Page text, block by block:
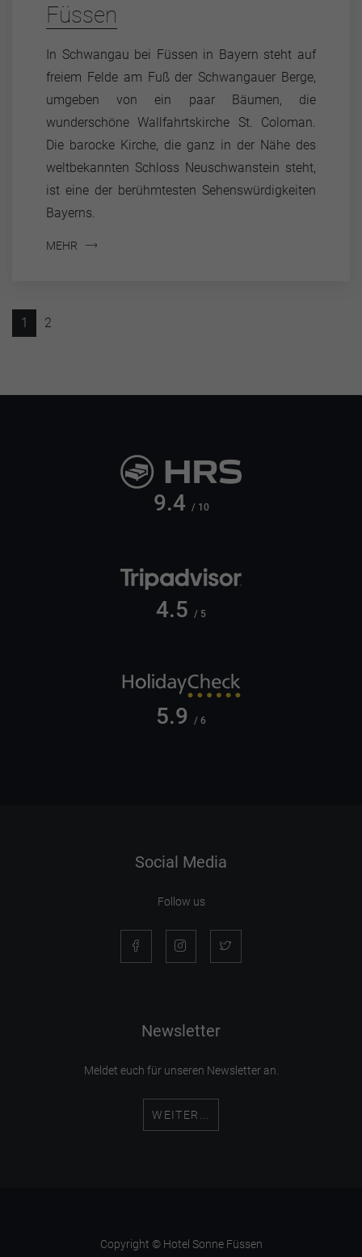
Füssen
In Schwangau bei Füssen in Bayern steht auf
freiem Felde am Fuß der Schwangauer Berge,
umgeben von ein paar Bäumen, die
wunderschöne Wallfahrtskirche St. Coloman.
Die barocke Kirche, die ganz in der Nähe des
weltbekannten Schloss Neuschwanstein steht,
ist eine der berühmtesten Sehenswürdigkeiten
Bayerns.
MEHR
1 2
9.4 / 10
4.5 / 5
5.9 / 6
Social Media
Follow us
Newsletter
Meldet euch für unseren Newsletter an.
WEITER...
Copyright © Hotel Sonne Füssen